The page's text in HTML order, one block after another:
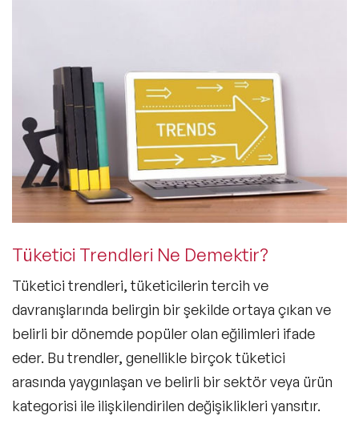
Tüketici Trendleri Ne Demektir?
Tüketici trendleri, tüketicilerin tercih ve
davranışlarında belirgin bir şekilde ortaya çıkan ve
belirli bir dönemde popüler olan eğilimleri ifade
eder. Bu trendler, genellikle birçok tüketici
arasında yaygınlaşan ve belirli bir sektör veya ürün
kategorisi ile ilişkilendirilen değişiklikleri yansıtır.